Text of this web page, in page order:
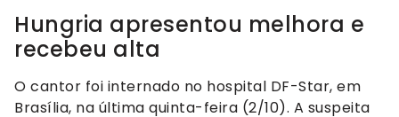
Hungria apresentou melhora e
recebeu alta
O cantor foi internado no hospital DF-Star, em
Brasília, na última quinta-feira (2/10). A suspeita